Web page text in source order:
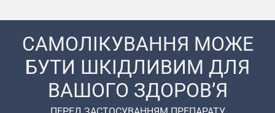
САМОЛІКУВАННЯ МОЖЕ
БУТИ ШКІДЛИВИМ ДЛЯ
ВАШОГО ЗДОРОВ’Я